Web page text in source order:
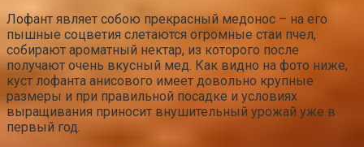
Лофант являет собою прекрасный медонос – на его
пышные соцветия слетаются огромные стаи пчел,
собирают ароматный нектар, из которого после
получают очень вкусный мед. Как видно на фото ниже,
куст лофанта анисового имеет довольно крупные
размеры и при правильной посадке и условиях
выращивания приносит внушительный урожай уже в
первый год.